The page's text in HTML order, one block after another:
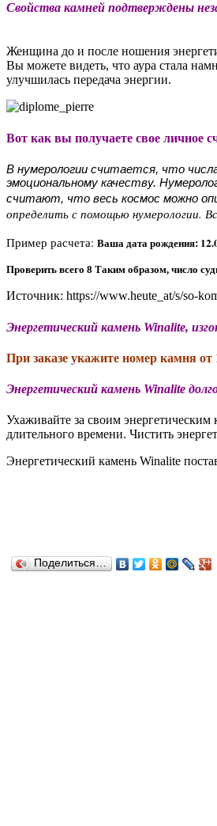
Свойства камней подтверждены
Женщина до и после ношения
Вы можете видеть, что аура стала
улучшилась передача энергии.
Вот как вы получаете свое личное
В нумерологии считается, что
эмоциональному качеству.
считают, что весь космос можно
определить с помощью нумерологии.
Пример расчета: Ваша дата рождения:
Проверить всего 8 Таким образом, число
Источник: https://www.heute_at/s/so-
Энергетический камень Winalite,
При заказе укажите номер камня от
Энергетический камень Winalite
Ухаживайте за своим
длительного времени. Чистить
Энергетический камень Winalite
Поделиться…